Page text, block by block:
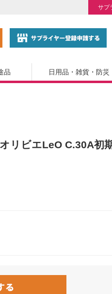
サプ
品 日用品・雑貨・防災
リビエLeO C.30A初